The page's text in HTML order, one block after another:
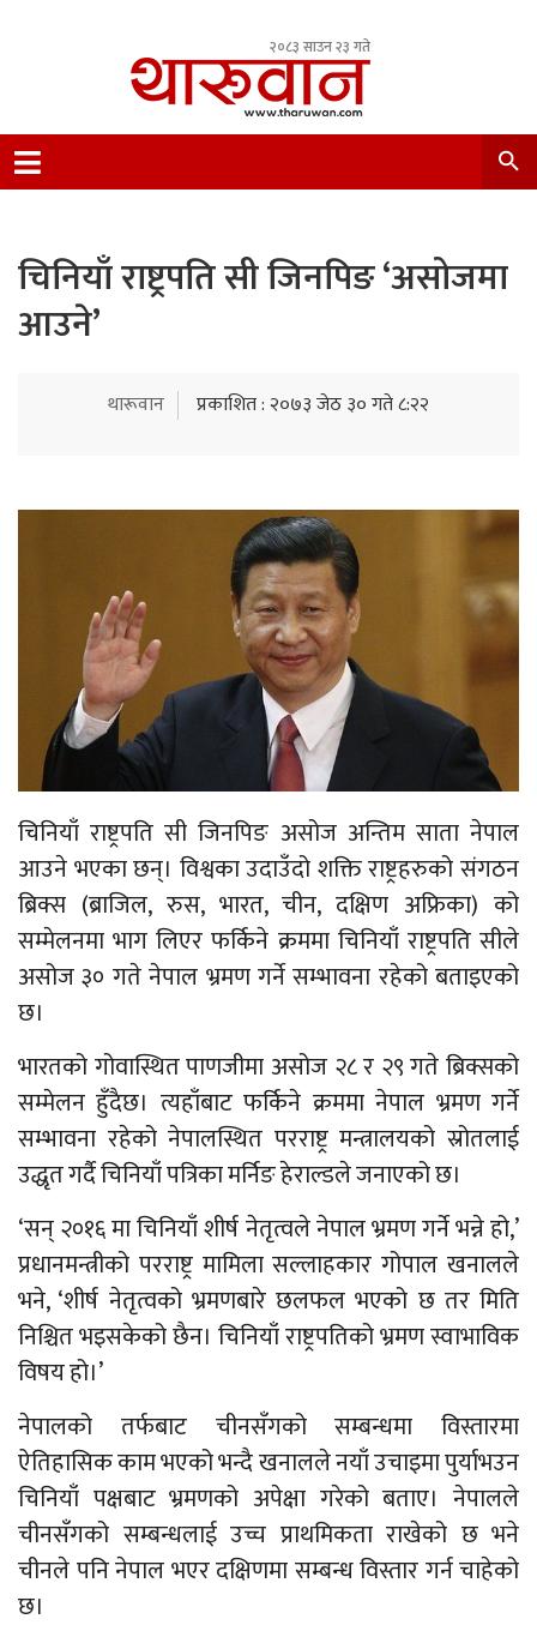
२०८३ साउन २३ गते
Nepal.
चिनियाँ राष्ट्रपति सी जिनपिङ ‘असोजमा
आउने’
थारूवान प्रकाशित : २०७३ जेठ ३० गते ८:२२
चिनियाँ राष्ट्रपति सी जिनपिङ असोज अन्तिम साता नेपाल
आउने भएका छन्। विश्वका उदाउँदो शक्ति राष्ट्रहरुको संगठन
ब्रिक्स (ब्राजिल, रुस, भारत, चीन, दक्षिण अफ्रिका) को
सम्मेलनमा भाग लिएर फर्किने क्रममा चिनियाँ राष्ट्रपति सीले
असोज ३० गते नेपाल भ्रमण गर्ने सम्भावना रहेको बताइएको
छ।
भारतको गोवास्थित पाणजीमा असोज २८ र २९ गते ब्रिक्सको
सम्मेलन हुँदैछ। त्यहाँबाट फर्किने क्रममा नेपाल भ्रमण गर्ने
सम्भावना रहेको नेपालस्थित परराष्ट्र मन्त्रालयको स्रोतलाई
उद्धृत गर्दै चिनियाँ पत्रिका मर्निङ हेराल्डले जनाएको छ।
‘सन् २०१६ मा चिनियाँ शीर्ष नेतृत्वले नेपाल भ्रमण गर्ने भन्ने हो,’
प्रधानमन्त्रीको परराष्ट्र मामिला सल्लाहकार गोपाल खनालले
भने, ‘शीर्ष नेतृत्वको भ्रमणबारे छलफल भएको छ तर मिति
निश्चित भइसकेको छैन। चिनियाँ राष्ट्रपतिको भ्रमण स्वाभाविक
विषय हो।’
नेपालको तर्फबाट चीनसँगको सम्बन्धमा विस्तारमा
ऐतिहासिक काम भएको भन्दै खनालले नयाँ उचाइमा पुर्याभउन
चिनियाँ पक्षबाट भ्रमणको अपेक्षा गरेको बताए। नेपालले
चीनसँगको सम्बन्धलाई उच्च प्राथमिकता राखेको छ भने
चीनले पनि नेपाल भएर दक्षिणमा सम्बन्ध विस्तार गर्न चाहेको
छ।